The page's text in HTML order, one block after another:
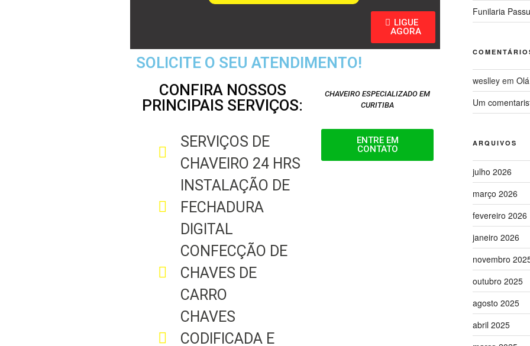
LIGUE
AGORA
SOLICITE O SEU ATENDIMENTO!
CONFIRA NOSSOS
PRINCIPAIS SERVIÇOS:
SERVIÇOS DE
CHAVEIRO 24 HRS
INSTALAÇÃO DE
FECHADURA
DIGITAL
CONFECÇÃO DE
CHAVES DE
CARRO
CHAVES
CODIFICADA E
CHAVEIRO ESPECIALIZADO EM
CURITIBA
ENTRE EM
CONTATO
Funilaria
weslleyem
Um
ARQUIVOS
julho 2026
março 2026
fevereiro 2026
janeiro 2026
novembro
outubro 2025
agosto 2025
abril 2025